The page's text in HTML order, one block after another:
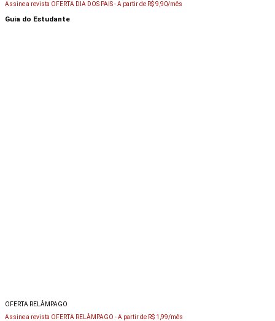
Assine a revista OFERTA DIA DOS PAIS -A partir de R$ 9,90/mês
Guia do Estudante
OFERTA RELÂMPAGO
Assine a revista OFERTA RELÂMPAGO -A partir de R$ 1,99/mês